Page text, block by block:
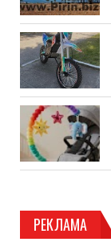
РЕКЛАМА